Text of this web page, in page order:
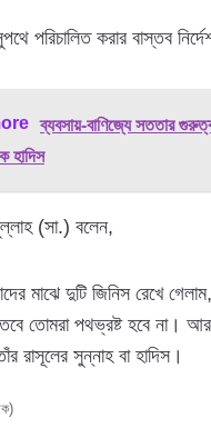
পরিচালিত করার বাস্তব
ব্যবসায়-বাণিজ্যে সততার
হাদিস
(সা.) বলেন,
মাঝে দুটি জিনিস রেখে
তবে তোমরা পথভ্রষ্ট হবে না।
রাসূলের সুন্নাহ বা হাদিস।